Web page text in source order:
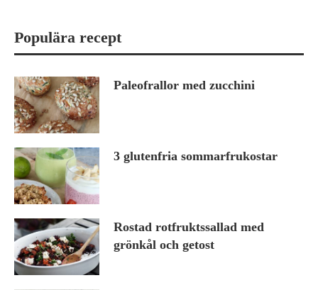
Populära recept
Paleofrallor med zucchini
3 glutenfria sommarfrukostar
Rostad rotfruktssallad med
grönkål och getost